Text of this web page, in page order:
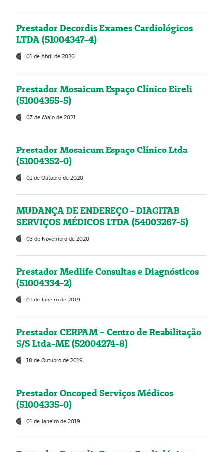
Prestador Decordis Exames Cardiológicos
LTDA (51004347-4)
01 de Abril de 2020
Prestador Mosaicum Espaço Clínico Eireli
(51004355-5)
07 de Maio de 2021
Prestador Mosaicum Espaço Clínico Ltda
(51004352-0)
01 de Outubro de 2020
MUDANÇA DE ENDEREÇO - DIAGITAB
SERVIÇOS MÉDICOS LTDA (54003267-5)
03 de Novembro de 2020
Prestador Medlife Consultas e Diagnósticos
(51004334-2)
01 de Janeiro de 2019
Prestador CERPAM – Centro de Reabilitação
S/S Ltda-ME (52004274-8)
18 de Outubro de 2019
Prestador Oncoped Serviços Médicos
(51004335-0)
01 de Janeiro de 2019